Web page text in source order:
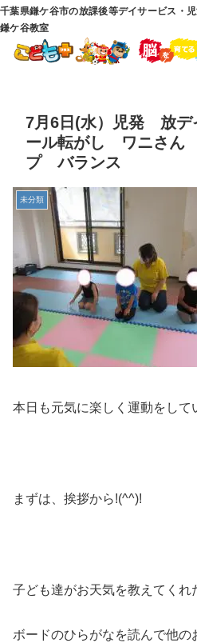
千葉県鎌ケ谷市の放課後等デイサービス・
鎌ケ谷教室
7月6日(水）児発 放
ール転がし ワニさ
プ バランス
未分類
本日も元気に楽しく運動をして
まずは、挨拶から!(^^)!
子ども達がお天気を教えてくれ
ボードのひらがなを読んで他の